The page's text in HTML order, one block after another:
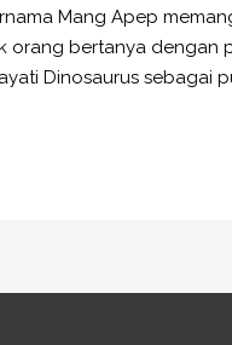
Mang Apep
orang bertanya dengan
Dinosaurus sebagai